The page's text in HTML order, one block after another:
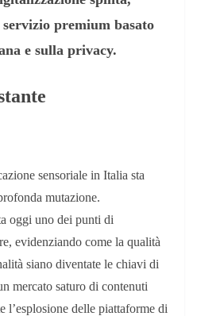
premium basato
e sulla privacy.
sensoriale in Italia sta
mutazione.
oggi uno dei punti di
evidenziando come la qualità
siano diventate le chiavi di
mercato saturo di contenuti
l’esplosione delle piattaforme di